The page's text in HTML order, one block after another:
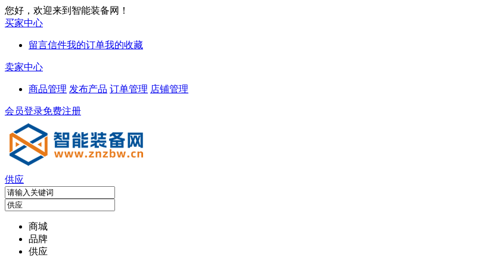
您好，欢迎来到智能装备网！
买家中心
留言信件我的订单我的收藏
卖家中心
商品管理 发布产品 订单管理 店铺管理
会员登录免费注册
供应
商城
品牌
供应